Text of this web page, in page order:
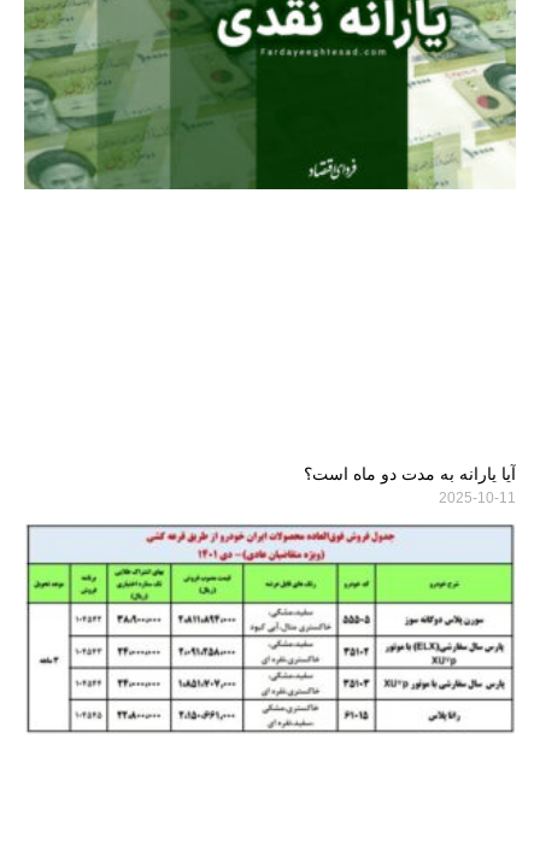
آیا یارانه به مدت دو ماه است؟
2025-10-11